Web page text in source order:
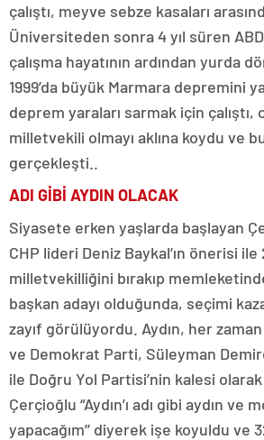
çalıştı, meyve sebze kasaları
Üniversiteden sonra 4 yıl süren
çalışma hayatının ardından yurda
1999’da büyük Marmara depremini
deprem yaraları sarmak için çalıştı,
milletvekili olmayı aklına koydu ve
gerçekleşti..
ADI GİBİ AYDIN OLACAK
Siyasete erken yaşlarda başlayan
CHP lideri Deniz Baykal’ın önerisi ile
milletvekilliğini bırakıp
başkan adayı olduğunda, seçimi
zayıf görülüyordu. Aydın, her
ve Demokrat Parti, Süleyman
ile Doğru Yol Partisi’nin kalesi olarak
Çerçioğlu “Aydın’ı adı gibi aydın ve
yapacağım’’ diyerek işe koyuldu ve